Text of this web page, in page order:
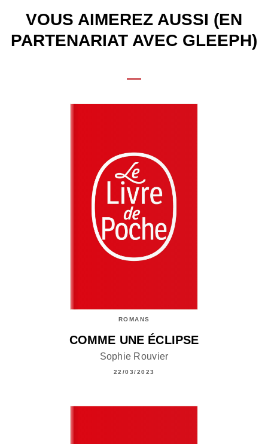
VOUS AIMEREZ AUSSI (EN
PARTENARIAT AVEC GLEEPH)
ROMANS
COMME UNE ÉCLIPSE
Sophie Rouvier
22/03/2023